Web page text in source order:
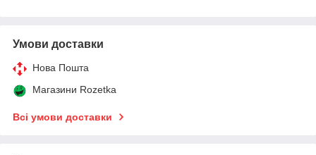
Умови доставки
Нова Пошта
Магазини Rozetka
Всі умови доставки